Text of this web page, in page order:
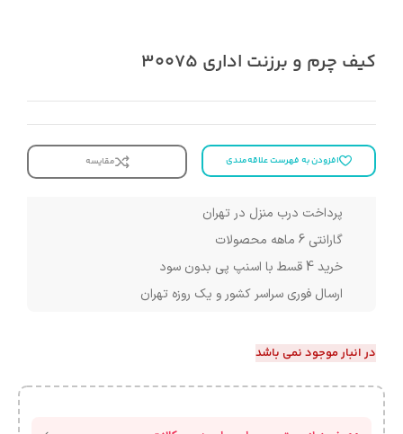
کیف چرم و برزنت اداری 30075
افزودن به فهرست علاقه‌مندی مقایسه
پرداخت درب منزل در تهران
گارانتی 6 ماهه محصولات
خرید 4 قسط با اسنپ پی بدون سود
ارسال فوری سراسر کشور و یک روزه تهران
در انبار موجود نمی باشد